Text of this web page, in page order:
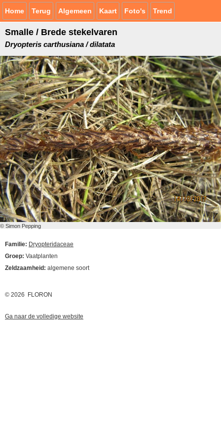
Home Terug Algemeen Kaart Foto's Trend
Smalle / Brede stekelvaren
Dryopteris carthusiana / dilatata
© Simon Pepping
Familie: Dryopteridaceae
Groep: Vaatplanten
Zeldzaamheid: algemene soort
© 2026 FLORON
Ga naar de volledige website